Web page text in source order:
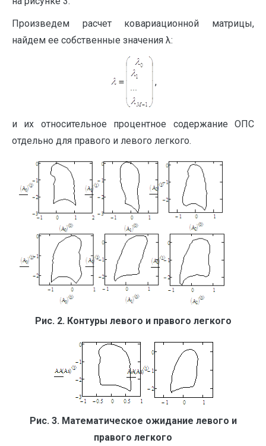
Произведем расчет ковариационной матрицы,
найдем ее собственные значения λ:
,
и их относительное процентное содержание ОПС
отдельно для правого и левого легкого.
Рис. 2. Контуры левого и правого легкого
Рис. 3. Математическое ожидание левого и
правого легкого